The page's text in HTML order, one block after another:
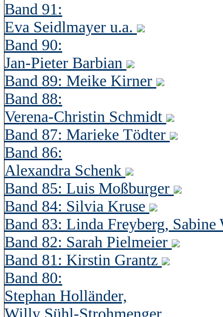
Band 91:
Eva Seidlmayer u.a.
Band 90:
Jan-Pieter Barbian
Band 89: Meike Kirner
Band 88:
Verena-Christin Schmidt
Band 87: Marieke Tödter
Band 86:
Alexandra Schenk
Band 85: Luis Moßburger
Band 84: Silvia Kruse
Band 83: Linda Freyberg,
Band 82: Sarah Pielmeier
Band 81: Kirstin Grantz
Band 80:
Stephan Holländer,